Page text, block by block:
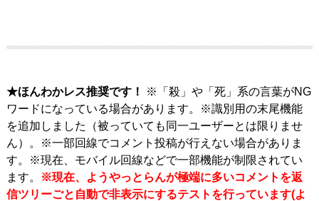
★ほんわかレス推奨です！
※「殺」や「死」系の言葉がNG
ワードになっている場合があります。※識別用の末尾機能
を追加しました（被っていても同一ユーザーとは限りませ
ん）。※一部回線でコメント投稿が行えない場合がありま
す。※現在、モバイル回線などで一部機能が制限されてい
ます。
※現在、ようやっとらんが極端に多いコメントを返
信ツリーごと自動で非表示にするテストを行っています(よ